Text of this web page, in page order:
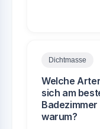
Dichtmasse
Welche
sich am
warum?